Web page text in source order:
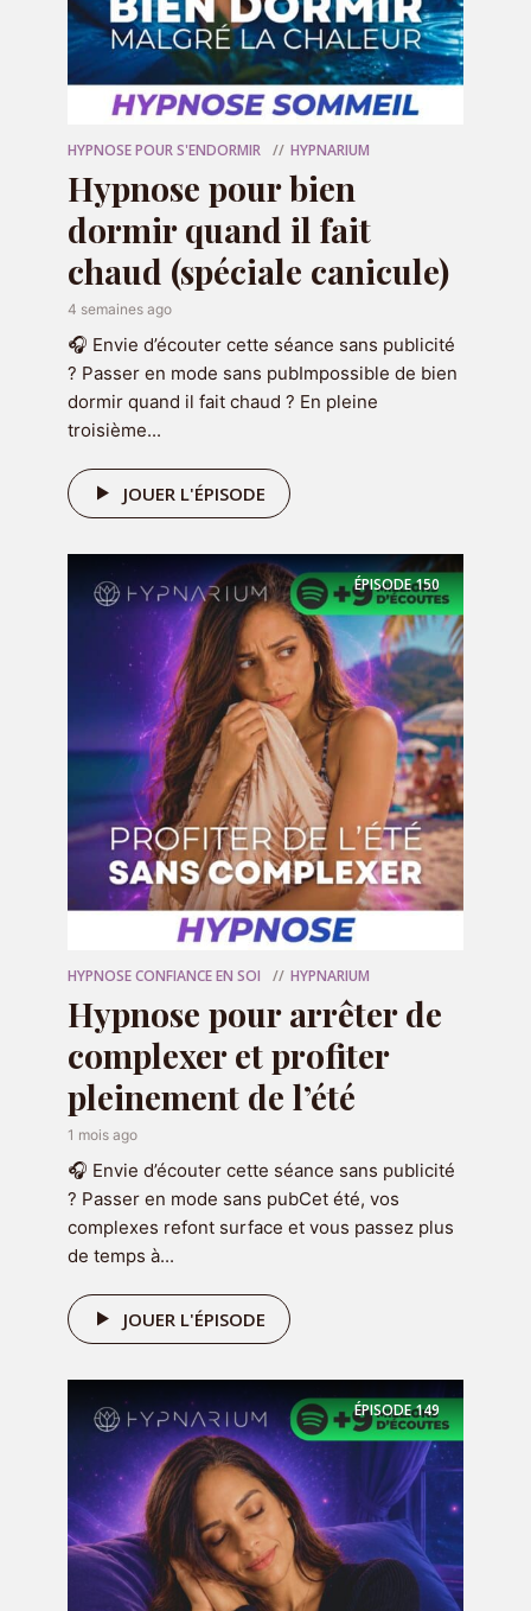
❤️ RejoignezHypnariumsur les réseaux :
Tiktok
|Instagram YouTube|Facebook|
🎁 Votreprogramme audio offert:7 jours
pour booster la confiance
🌙 Passez en modesans pubavec
Hypnarium+
Hébergé par Acast. Visitez
d’informations.
Rejoignez la discussion
Commenter
E-mail*
Site web
🎁 Votre programme
audio offert
OFFERT
HYPNOSE POUR S'ENDORMIR HYPNARIUM
Hypnose pour bien
dormir quand il fait
chaud (spéciale canicule)
4 semaines ago
🎧 Envie d’écouter cette séance sans publicité
? Passer en mode sans pubImpossible de bien
dormir quand il fait chaud ? En pleine
troisième...
JOUER L'ÉPISODE
ÉPISODE150
HYPNOSE CONFIANCE EN SOI HYPNARIUM
Hypnose pour arrêter de
complexer et profiter
pleinement de l’été
1 mois ago
🎧 Envie d’écouter cette séance sans publicité
? Passer en mode sans pubCet été, vos
complexes refont surface et vous passez plus
de temps à...
JOUER L'ÉPISODE
ÉPISODE149